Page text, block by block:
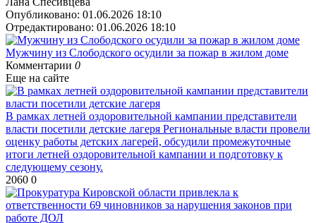
Опубликовано: 01.06.2026 18:10
Отредактировано: 01.06.2026 18:10
Мужчину из Слободского осудили за пожар в жилом доме
Комментарии 0
Еще на сайте
В рамках летней оздоровительной кампании представители
власти посетили детские лагеря Региональные власти провели
оценку работы детских лагерей, обсудили промежуточные
итоги летней оздоровительной кампании и подготовку к
следующему сезону.
2060 0